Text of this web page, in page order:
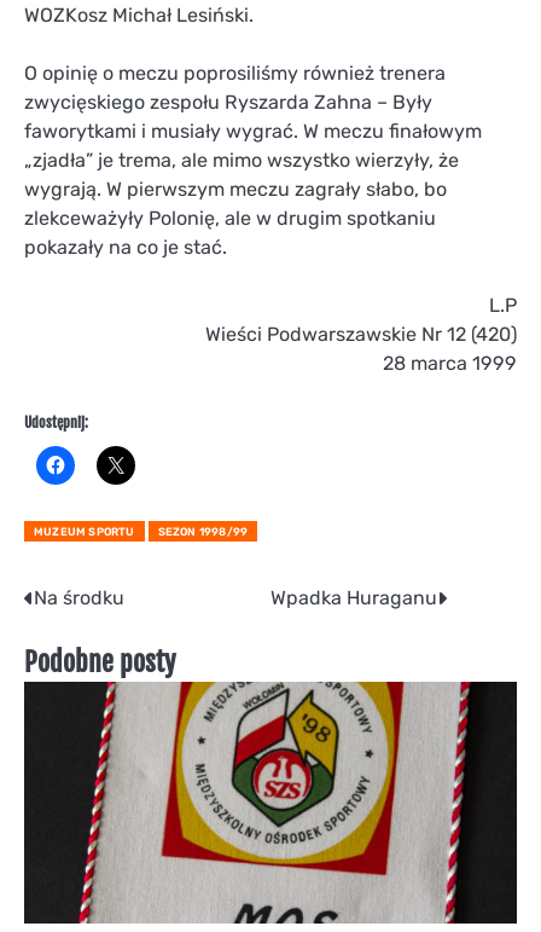
WOZKosz Michał Lesiński.
O opinię o meczu poprosiliśmy również trenera
zwycięskiego zespołu Ryszarda Zahna – Były
faworytkami i musiały wygrać. W meczu finałowym
„zjadła” je trema, ale mimo wszystko wierzyły, że
wygrają. W pierwszym meczu zagrały słabo, bo
zlekceważyły Polonię, ale w drugim spotkaniu
pokazały na co je stać.
L.P
Wieści Podwarszawskie Nr 12 (420)
28 marca 1999
Udostępnij:
MUZEUM SPORTU SEZON 1998/99
Nawigacja
wpisu
Na środku Wpadka Huraganu
Podobne posty